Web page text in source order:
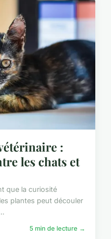
:
les chats et
que la curiosité
plantes peut découler
5 min de lecture →